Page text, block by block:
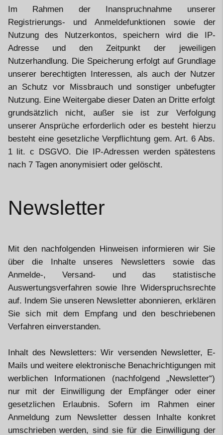
Im Rahmen der Inanspruchnahme unserer
Registrierungs- und Anmeldefunktionen sowie der
Nutzung des Nutzerkontos, speichern wird die IP-
Adresse und den Zeitpunkt der jeweiligen
Nutzerhandlung. Die Speicherung erfolgt auf Grundlage
unserer berechtigten Interessen, als auch der Nutzer
an Schutz vor Missbrauch und sonstiger unbefugter
Nutzung. Eine Weitergabe dieser Daten an Dritte erfolgt
grundsätzlich nicht, außer sie ist zur Verfolgung
unserer Ansprüche erforderlich oder es besteht hierzu
besteht eine gesetzliche Verpflichtung gem. Art. 6 Abs.
1 lit. c DSGVO. Die IP-Adressen werden spätestens
nach 7 Tagen anonymisiert oder gelöscht.
Newsletter
Mit den nachfolgenden Hinweisen informieren wir Sie
über die Inhalte unseres Newsletters sowie das
Anmelde-, Versand- und das statistische
Auswertungsverfahren sowie Ihre Widerspruchsrechte
auf. Indem Sie unseren Newsletter abonnieren, erklären
Sie sich mit dem Empfang und den beschriebenen
Verfahren einverstanden.
Inhalt des Newsletters: Wir versenden Newsletter, E-
Mails und weitere elektronische Benachrichtigungen mit
werblichen Informationen (nachfolgend „Newsletter“)
nur mit der Einwilligung der Empfänger oder einer
gesetzlichen Erlaubnis. Sofern im Rahmen einer
Anmeldung zum Newsletter dessen Inhalte konkret
umschrieben werden, sind sie für die Einwilligung der